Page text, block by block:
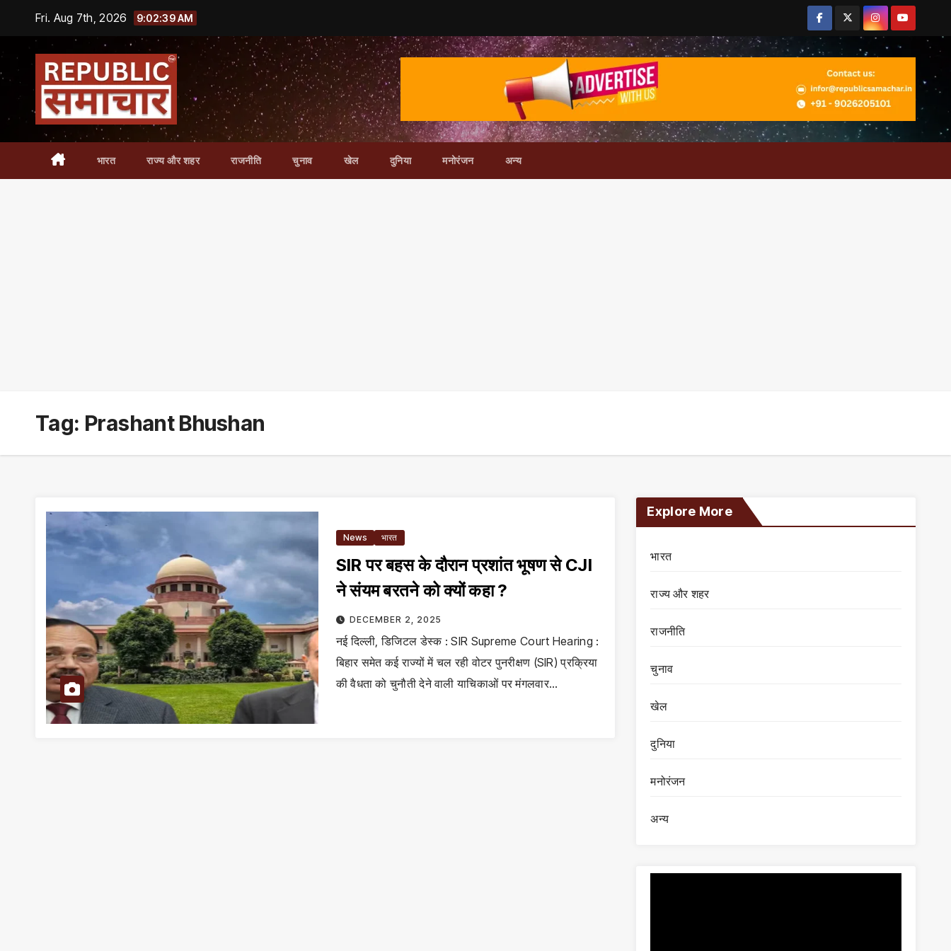
content
Fri. Aug 7th, 2026 9:02:39 AM
भारत राज्य और शहर राजनीति चुनाव खेल दुनिया मनोरंजन अन्य
Tag: Prashant Bhushan
News भारत
SIR पर बहस के दौरान प्रशांत भूषण से CJI
ने संयम बरतने को क्यों कहा ?
DECEMBER 2, 2025
नई दिल्ली, डिजिटल डेस्क : SIR Supreme Court Hearing :
बिहार समेत कई राज्यों में चल रही वोटर पुनरीक्षण (SIR) प्रक्रिया
की वैधता को चुनौती देने वाली याचिकाओं पर मंगलवार…
Explore More
भारत
राज्य और शहर
राजनीति
चुनाव
खेल
दुनिया
मनोरंजन
अन्य